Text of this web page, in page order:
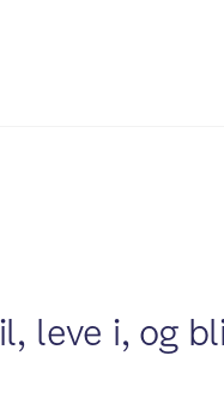
leve i, og